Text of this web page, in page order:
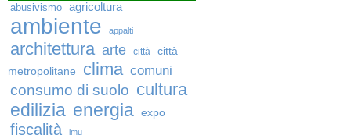
abusivismo agricoltura
ambiente appalti
architettura arte città
città
metropolitane
clima comuni
consumo di suolo cultura
edilizia energia expo
fiscalità imu